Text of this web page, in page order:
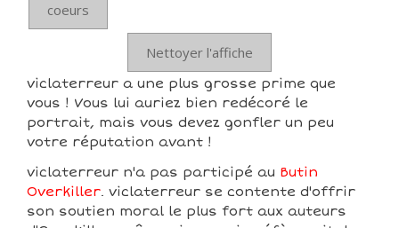
coeurs
Nettoyer l'affiche
viclaterreur a une plus grosse prime que
vous ! Vous lui auriez bien redécoré le
portrait, mais vous devez gonfler un peu
votre réputation avant !
viclaterreur n'a pas participé au Butin
Overkiller. viclaterreur se contente d'offrir
son soutien moral le plus fort aux auteurs